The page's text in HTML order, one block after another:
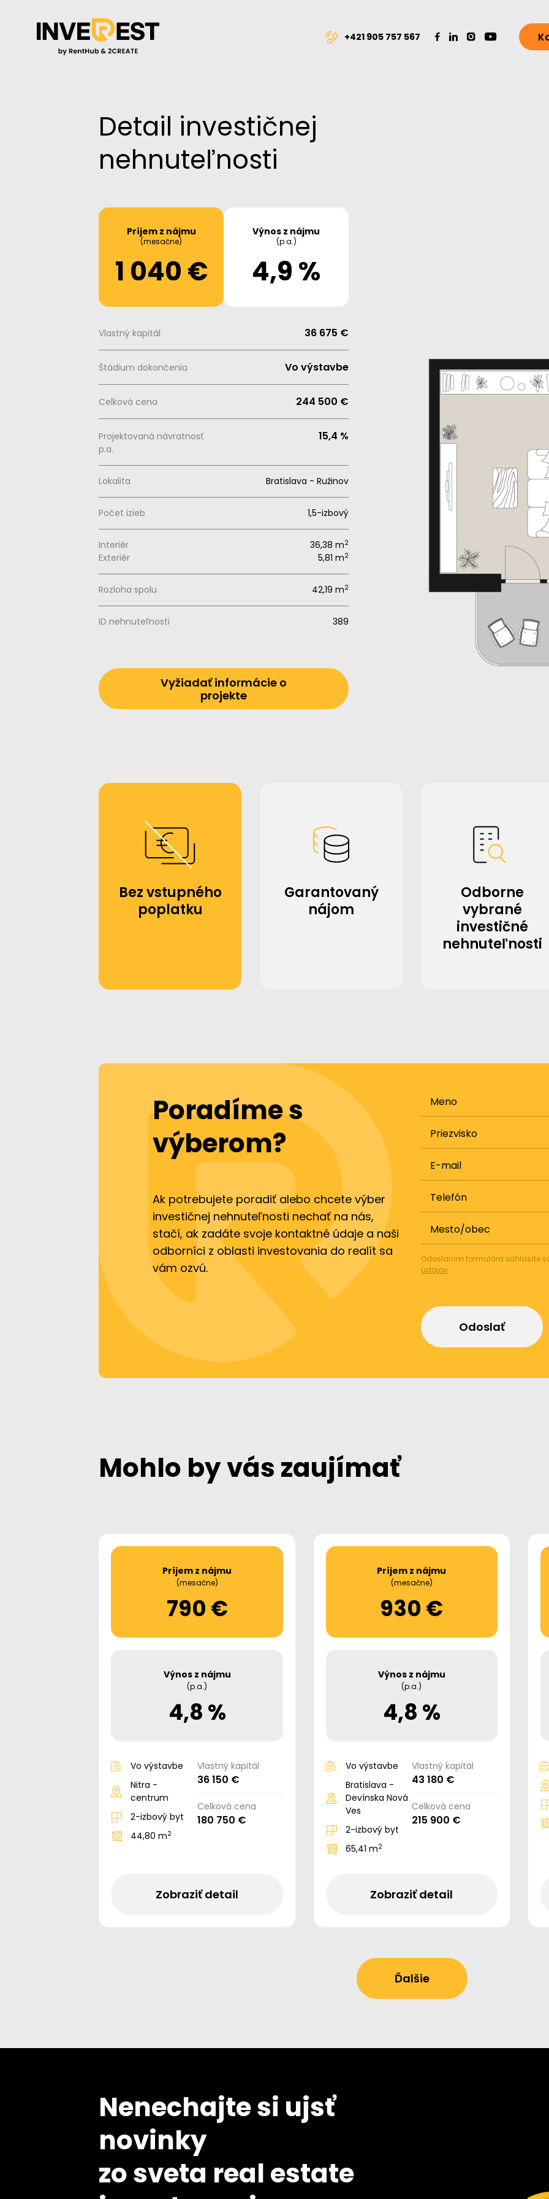
+421 905 757 567
Detail investičnej
nehnuteľnosti
Príjem z nájmu
(mesačne)
1 040 €
Výnos z nájmu
(p.a.)
4,9 %
Vlastný kapitál 36 675 €
Štádium dokončenia Vo výstavbe
Celková cena 244 500 €
Projektovaná návratnosť
p.a.
15,4 %
Lokalita Bratislava - Ružinov
Počet izieb 1,5-izbový
Interiér 36,38 m2
Exteriér 5,81 m2
Rozloha spolu 42,19 m2
ID nehnuteľnosti 389
Vyžiadať informácie o
projekte
Bez vstupného
poplatku
Garantovaný
nájom
Odborne
vybrané
investičné
nehnuteľnosti
Poradíme s
výberom?
Ak potrebujete poradiť alebo chcete výber
investičnej nehnuteľnosti nechať na nás,
stačí, ak zadáte svoje kontaktné údaje a naši
odborníci z oblasti investovania do realít sa
vám ozvú.
Meno
Priezvisko
E-mail
Telefón
Mesto/obec
Odoslaním formulára súhlasíte
údajov.
Odoslať
Mohlo by vás zaujímať
Príjem z nájmu
(mesačne)
790 €
Výnos z nájmu
(p.a.)
4,8 %
Vo výstavbe
Nitra -
centrum
2-izbový byt
44,80 m2
Vlastný kapitál
36 150 €
Celková cena
180 750 €
Zobraziť detail
Príjem z nájmu
(mesačne)
930 €
Výnos z nájmu
(p.a.)
4,8 %
Vo výstavbe
Bratislava -
Devínska Nová
Ves
2-izbový byt
65,41 m2
Vlastný kapitál
43 180 €
Celková cena
215 900 €
Zobraziť detail
Ďalšie
Nenechajte si ujsť
novinky
zo sveta real estate